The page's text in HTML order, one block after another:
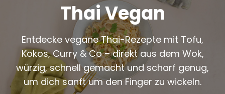
Thai Vegan
Entdecke vegane Thai-Rezepte mit Tofu,
Kokos, Curry & Co – direkt aus dem Wok,
würzig, schnell gemacht und scharf genug,
um dich sanft um den Finger zu wickeln.